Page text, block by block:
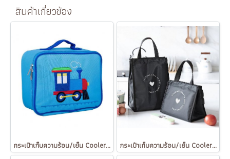
สินค้าเกี่ยวข้อง
กระเป๋าเก็บความร้อน/เย็น Cooler Bag กระเป๋าเก็บความร้อน/เย็น Cooler Bag